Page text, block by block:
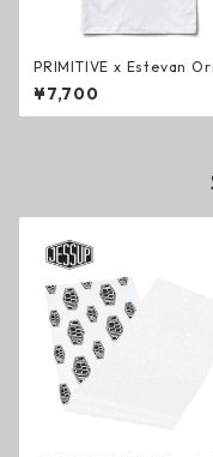
PRIMITIVE x Estevan
OUNCE HW TEE WHITE
ーウェイトTシャツ ホワイ
プリミティブ
¥7,700